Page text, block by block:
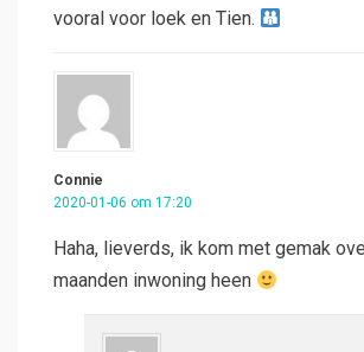
vooral voor loek en Tien.
Connie
2020-01-06 om 17:20
Haha, lieverds, ik kom met gemak
maanden inwoning heen